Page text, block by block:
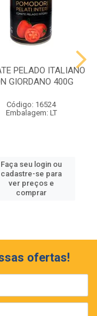
PELADO ITALIANO
GIORDANO 400G
Código: 16524
Embalagem: LT
Faça seu login ou
cadastre-se para
ver preços e
comprar
ofertas!